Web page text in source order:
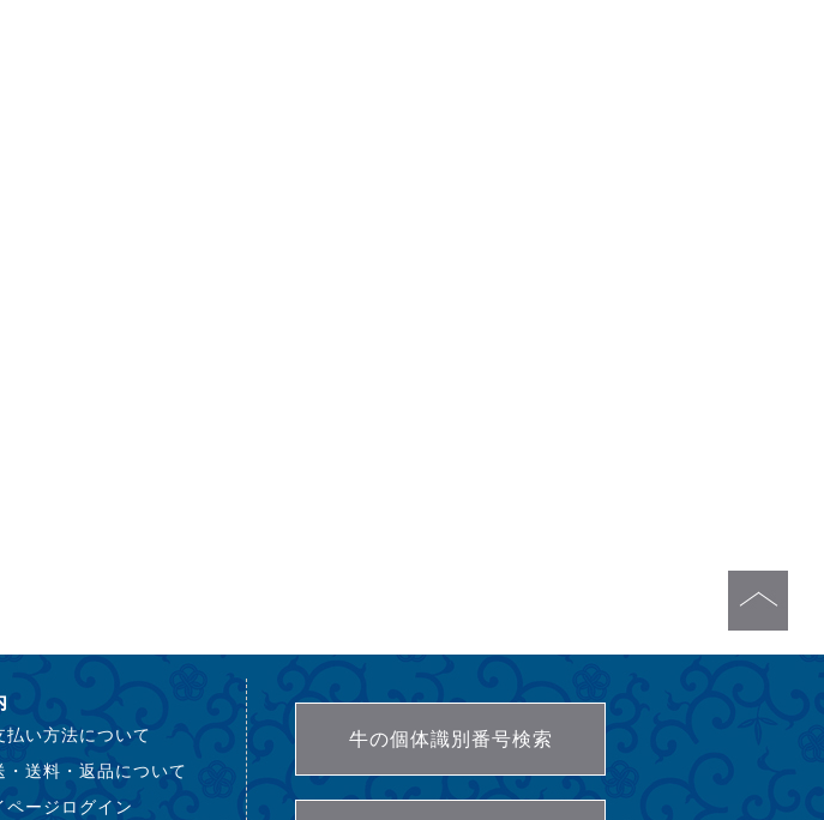
払い方法について
・送料・返品について
ページログイン
牛の個体識別番号検索